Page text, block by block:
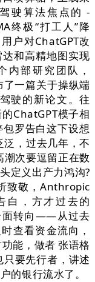
驶算法焦点的 -
终极“打工人”降
户对ChatGPT改
和高精地图实现
内部研究团队，
一篇关于操纵端
驶的新论文。往
ChatGPT模子相
罗告白这下设想
泛，过去几年，不
潮次要逗留正在数
定义出产力鸿沟?
致敬，Anthropic
白，方才过去的
面转向——从过去
查看资金流向，
能，做者 张语格
要先行者，讲述
的银行流水了。